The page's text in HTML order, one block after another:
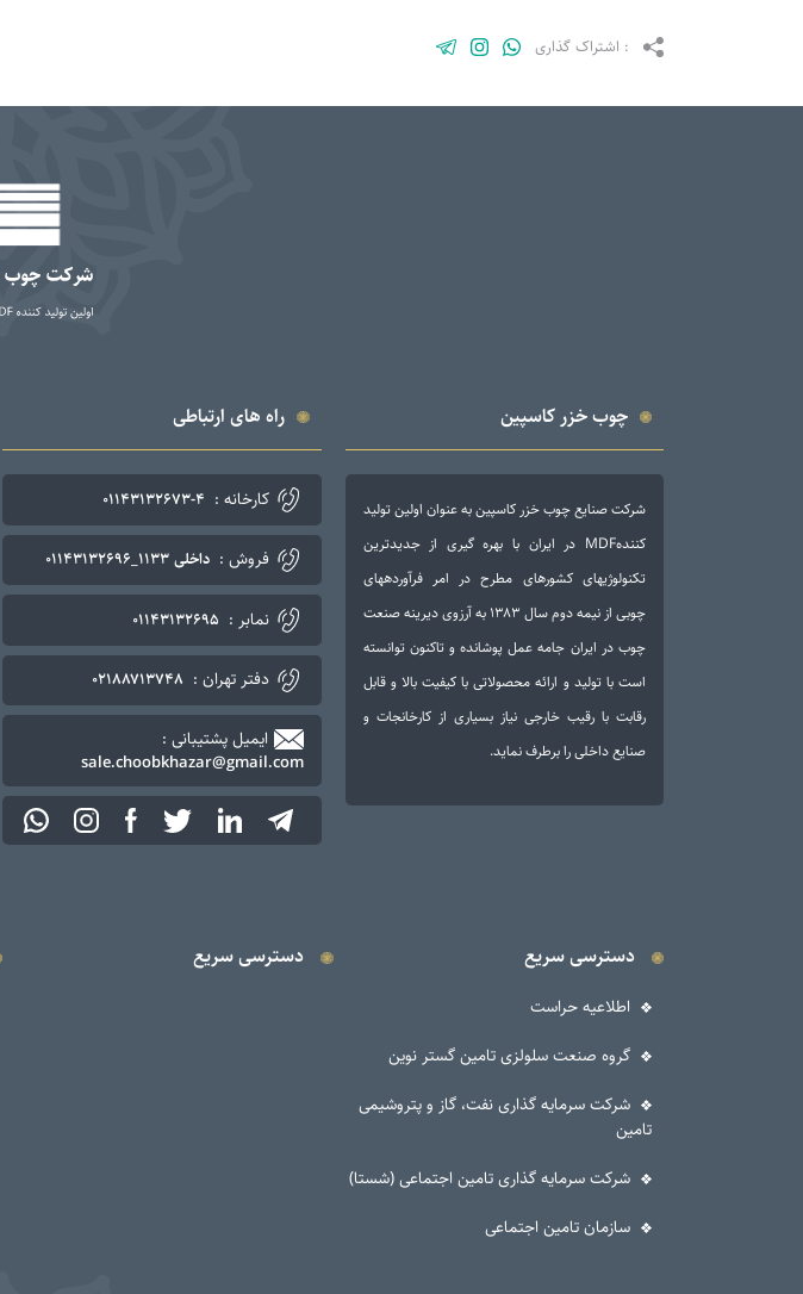
: اشتراک گذاری
چوب خزر کاسپین
شرکت صنایع چوب خزر کاسپین به عنوان اولین تولید
کنندهMDF در ایران با بهره گیری از جدیدترین
تکنولوژی­های کشورهای مطرح در امر فرآورده­های
چوبی از نیمه دوم سال ۱۳۸۳ به آرزوی دیرینه صنعت
چوب در ایران جامه عمل پوشانده و تاکنون توانسته
است با تولید و ارائه محصولاتی با کیفیت بالا و قابل
رقابت با رقیب خارجی نیاز بسیاری از کارخانجات و
صنایع داخلی را برطرف نماید.
راه های ارتباطی
کارخانه : ۰۱۱۴۳۱۳۲۶۷۳-۴
فروش : داخلی ۱۱۳۳_۰۱۱۴۳۱۳۲۶۹۶
نمابر : ۰۱۱۴۳۱۳۲۶۹۵
دفتر تهران : ۰۲۱۸۸۷۱۳۷۴۸
ایمیل پشتیبانی :
sale.choobkhazar@gmail.com
دسترسی سریع
اطلاعیه حراست
گروه صنعت سلولزی تامین گستر نوین
شرکت سرمایه گذاری نفت، گاز و پتروشیمی
تامین
شرکت سرمایه گذاری تامین اجتماعی (شستا)
سازمان تامین اجتماعی
دسترسی سریع